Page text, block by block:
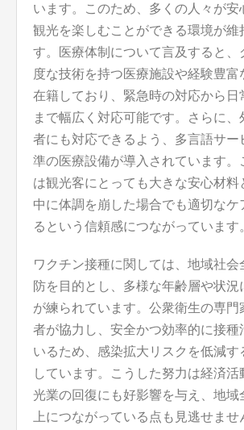
います。このため、多くの人々が安
観光を楽しむことができる環境が維
す。医療体制について言及すると、
度な技術を持つ医療施設や経験豊富
在籍しており、緊急時の対応から日
まで幅広く対応可能です。さらに、
者にも対応できるよう、多言語サー
準の医療設備が導入されています。
は観光客にとっても大きな安心材料
中に体調を崩した場合でも適切なケ
るという信頼感につながっています
ワクチン接種に関しては、地域社会
防を目的とし、多様な年齢層や状況
が練られています。公衆衛生の専門
者が協力し、安全かつ効率的に接種
いるため、感染拡大リスクを低減す
しています。こうした努力は経済活
光業の回復にも好影響を与え、地域
上につながっている点も見逃せま